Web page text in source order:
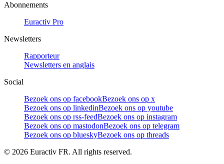
Abonnements
Euractiv Pro
Newsletters
Rapporteur
Newsletters en anglais
Social
Bezoek ons op facebookBezoek ons op x
Bezoek ons op linkedinBezoek ons op youtube
Bezoek ons op rss-feedBezoek ons op instagram
Bezoek ons op mastodonBezoek ons op telegram
Bezoek ons op blueskyBezoek ons op threads
© 2026 Euractiv FR. All rights reserved.